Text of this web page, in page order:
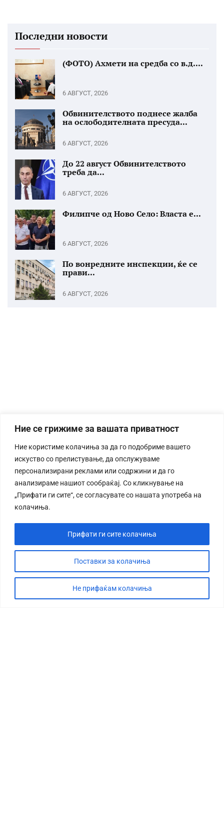
Ние се грижиме за вашата приватност
Ние користиме колачиња за да го подобриме вашето
искуство со прелистување, да опслужуваме
персонализирани реклами или содржини и да го
анализираме нашиот сообраќај. Со кликнување на
„Прифати ги сите“, се согласувате со нашата употреба на
колачиња.
Поставки за колачиња
Не прифаќам колачиња
Прифати ги сите колачиња
Последни новости
(ФОТО) Ахмети на средба со в.д....
6 АВГУСТ, 2026
Обвинителството поднесе жалба
на ослободителната пресуда...
6 АВГУСТ, 2026
До 22 август Обвинителството
треба да...
6 АВГУСТ, 2026
Филипче од Ново Село: Власта е...
6 АВГУСТ, 2026
По вонредните инспекции, ќе се
прави...
6 АВГУСТ, 2026